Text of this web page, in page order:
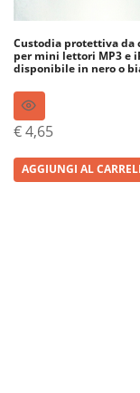
Custodia protettiva da
per mini lettori MP3 e
disponibile in nero o
€4,65
AGGIUNGI AL